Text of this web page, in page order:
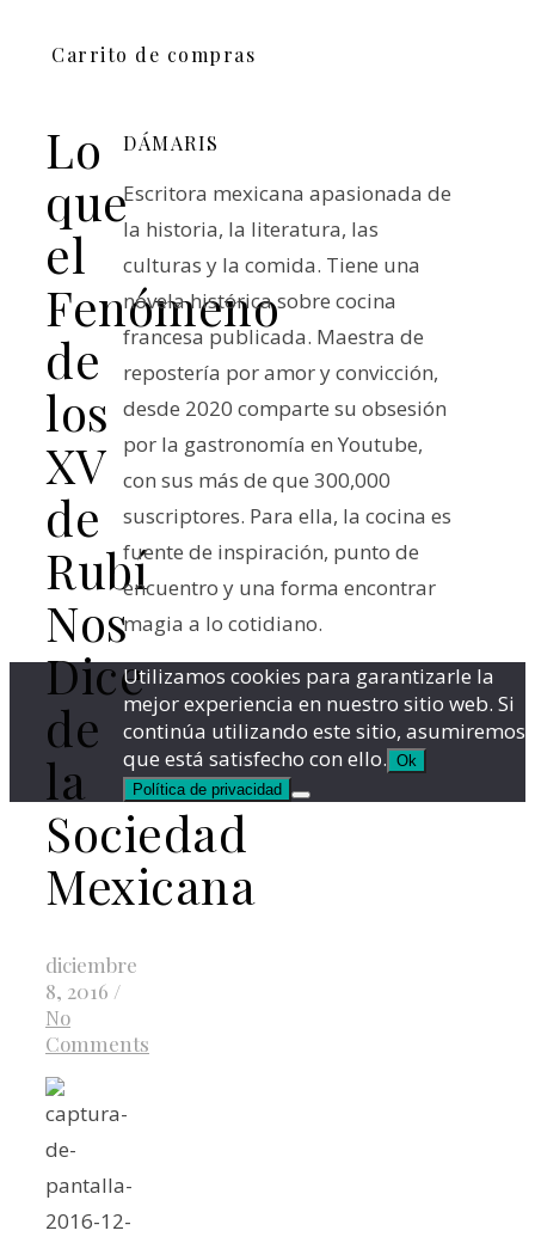
Carrito de compras
Lo
que
el
Fenómeno
de
los
XV
de
Rubí
Nos
Dice
de
la
Sociedad
Mexicana
diciembre
8, 2016 /
No
Comments
DÁMARIS
Escritora mexicana apasionada de
la historia, la literatura, las
culturas y la comida. Tiene una
novela histórica sobre cocina
francesa publicada. Maestra de
repostería por amor y convicción,
desde 2020 comparte su obsesión
por la gastronomía en Youtube,
con sus más de que 300,000
suscriptores. Para ella, la cocina es
fuente de inspiración, punto de
encuentro y una forma encontrar
magia a lo cotidiano.
Utilizamos cookies para garantizarle la
mejor experiencia en nuestro sitio web. Si
continúa utilizando este sitio, asumiremos
que está satisfecho con ello. Ok
Política de privacidad